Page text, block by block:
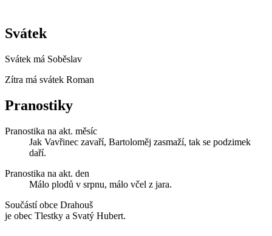
Svátek
Svátek má Soběslav
Zítra má svátek Roman
Pranostiky
Pranostika na akt. měsíc
Jak Vavřinec zavaří, Bartoloměj zasmaží, tak se podzimek
daří.
Pranostika na akt. den
Málo plodů v srpnu, málo včel z jara.
Součástí obce Drahouš
je obec Tlestky a Svatý Hubert.